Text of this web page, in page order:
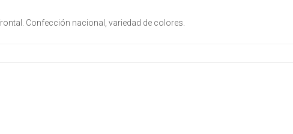
Confección nacional, variedad de colores.